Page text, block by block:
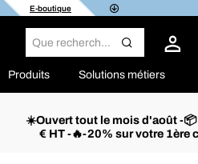
E-boutique
Produits Solutions métiers
☀️Ouvert tout le mois d'août -
€ HT -🔥-20% sur votre 1ère